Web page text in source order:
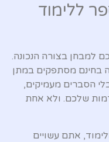
ללימוד
למבחן בצורה הנכונה.
בחינם מסתפקים במתן
הסברים מעמיקים,
שלכם. ולא אחת
אתם עשויים